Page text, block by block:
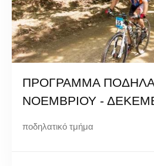
ΠΡΟΓΡΑΜΜΑ
ΝΟΕΜΒΡΙΟΥ -
ποδηλατικό τμήμα